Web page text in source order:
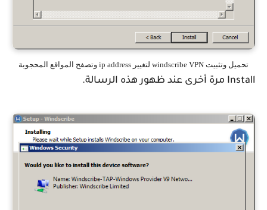
تحميل وتثبيت windscribe VPN لتغيير ip address وتصفح المواقع المحجوبة
Install مرة أخرى عند ظهور هذه الرسالة.